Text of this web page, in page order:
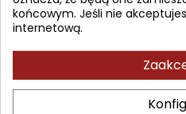
Najniższa cena w okresie 30
Produkt
Nakład wyczerpany
końcowym. Jeśli nie
internetową.